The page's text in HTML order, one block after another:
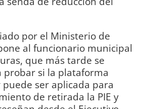
por el Ministerio de
al funcionario municipal
que más tarde se
si la plataforma
ser aplicada para
de retirada la PIE y